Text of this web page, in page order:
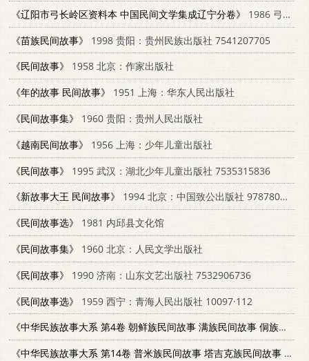
《辽阳市弓长岭区资料本 中国民间文学集成辽宁分卷》
1986 弓长岭三集成编委员会
《苗族民间故事》
1998 贵阳：贵州民族出版社 7541207705
《民间故事》
1958 北京：作家出版社
《年的故事 民间故事》
1951 上海：华东人民出版社
《民间故事集》
1960 贵阳：贵州人民出版社
《越南民间故事》
1956 上海：少年儿童出版社
《民间故事》
1995 武汉：湖北少年儿童出版社 7535315836
《新故事大王 民间故事》
1994 北京：中国致公出版社 9787800960854
《民间故事选》
1981 内邱县文化馆
《民间故事集》
1960 北京：人民文学出版社
《民间故事》
1990 济南：山东文艺出版社 7532906736
《民间故事选》
1959 西宁：青海人民出版社 10097·112
《中华民族故事大系 第4卷 朝鲜族民间故事 满族民间故事 侗族民间故事》
《中华民族故事大系 第14卷 普米族民间故事 塔吉克族民间故事 怒族民间故事 乌孜别克族民间故事 俄罗斯族民间故事 鄂温克族民间故事》